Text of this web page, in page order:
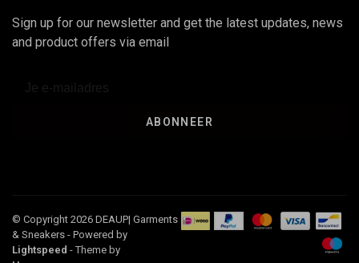
Sign up for our newsletter and get the latest updates, news
and product offers via email
ABONNEER
© Copyright 2026 DEAUP| Garments
& Sneakers - Powered by
Lightspeed - Theme by